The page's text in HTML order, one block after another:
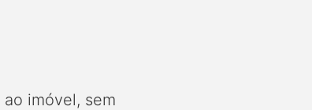
ao imóvel, sem